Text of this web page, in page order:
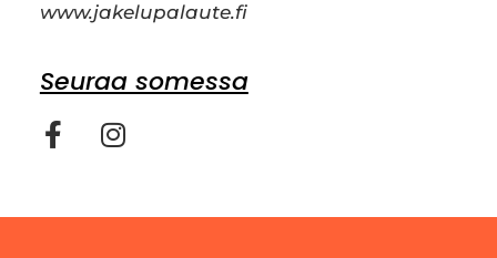
www.jakelupalaute.fi
Seuraa somessa